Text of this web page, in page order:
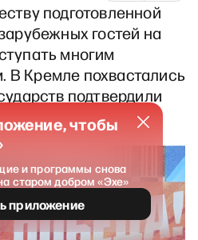
подготовленной
гостей на
многим
В Кремле похвастались
подтвердили
чтобы
и программы снова
старом добром «Эхе»
приложение